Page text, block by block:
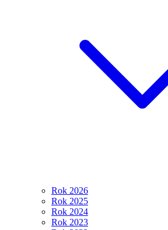
Rok 2026
Rok 2025
Rok 2024
Rok 2023